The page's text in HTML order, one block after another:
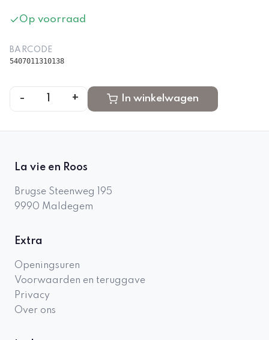
Op voorraad
BARCODE
5407011310138
- + In winkelwagen
La vie en Roos
Brugse Steenweg 195
9990 Maldegem
Extra
Openingsuren
Voorwaarden en teruggave
Privacy
Over ons